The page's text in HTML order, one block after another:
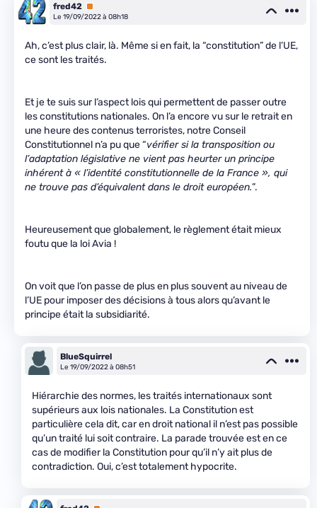
fred42 Premium
Le 19/09/2022 à 08h18
Ah, c’est plus clair, là. Même si en fait, la “constitution” de l’UE,
ce sont les traités.
Et je te suis sur l’aspect lois qui permettent de passer outre
les constitutions nationales. On l’a encore vu sur le retrait en
une heure des contenus terroristes, notre Conseil
Constitutionnel n’a pu que “vérifier si la transposition ou
l’adaptation législative ne vient pas heurter un principe
inhérent à « l’identité constitutionnelle de la France », qui
ne trouve pas d’équivalent dans le droit européen.”.
Heureusement que globalement, le règlement était mieux
foutu que la loi Avia !
On voit que l’on passe de plus en plus souvent au niveau de
l’UE pour imposer des décisions à tous alors qu’avant le
principe était la subsidiarité.
BlueSquirrel
Le 19/09/2022 à 08h51
Hiérarchie des normes, les traités internationaux sont
supérieurs aux lois nationales. La Constitution est
particulière cela dit, car en droit national il n’est pas possible
qu’un traité lui soit contraire. La parade trouvée est en ce
cas de modifier la Constitution pour qu’il n’y ait plus de
contradiction. Oui, c’est totalement hypocrite.